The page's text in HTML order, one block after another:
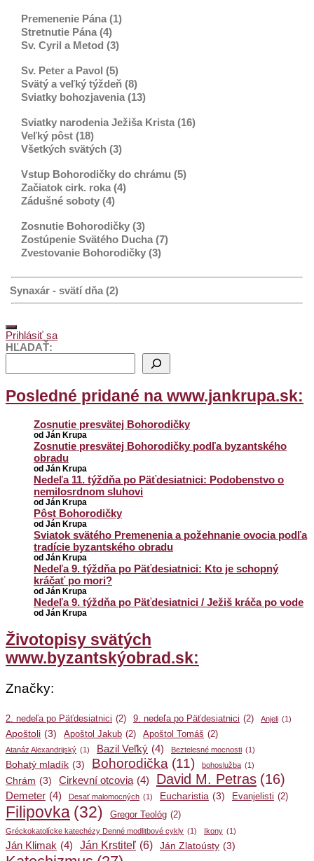
Premenenie Pána (1)
Stretnutie Pána (4)
Sv. Cyril a Metod (3)
Sv. Peter a Pavol (5)
Svätý a veľký týždeň (8)
Sviatky bohozjavenia (13)
Sviatky narodenia Ježiša Krista (16)
Veľký pôst (18)
Všetkých svätých (3)
Vstup Bohorodičky do chrámu (5)
Začiatok cirk. roka (4)
Zádušné soboty (4)
Zosnutie Bohorodičky (3)
Zostúpenie Svätého Ducha (7)
Zvestovanie Bohorodičky (3)
Synaxár - svätí dňa (2)
Prihlásiť sa
HĽADAŤ:
Posledné pridané na www.jankrupa.sk:
Zosnutie presvätej Bohorodičky
od Ján Krupa
Zosnutie presvätej Bohorodičky podľa byzantského
obradu
od Ján Krupa
Nedeľa 11. týždňa po Päťdesiatnici: Podobenstvo o
nemilosrdnom sluhovi
od Ján Krupa
Pôst Bohorodičky
od Ján Krupa
Sviatok svätého Premenenia a požehnanie ovocia podľa
tradície byzantského obradu
od Ján Krupa
Nedeľa 9. týždňa po Päťdesiatnici: Kto je schopný
kráčať po mori?
od Ján Krupa
Nedeľa 9. týždňa po Päťdesiatnici / Ježiš kráča po vode
od Ján Krupa
Životopisy svätých
www.byzantskýobrad.sk:
Značky:
2. nedeľa po Päťdesiatnici (2) 9. nedeľa po Päťdesiatnici (2) Anjeli (1)
Apoštoli (3) Apoštol Jakub (2) Apoštol Tomáš (2)
Atanáz Alexandrijský (1) Bazil Veľký (4) Beztelesné mocnosti (1)
Bohatý mladík (3) Bohorodička (11) bohoslužba (1)
Chrám (3) Cirkevní otcovia (4) David M. Petras (16)
Demeter (4) Desať malomocných (1) Eucharistia (3) Evanjelisti (2)
Filipovka (32) Gregor Teológ (2)
Gréckokatolícke katechézy Denné modlitbové cykly (1) Ikony (1)
Ján Klimak (4) Ján Krstiteľ (6) Ján Zlatoústy (3)